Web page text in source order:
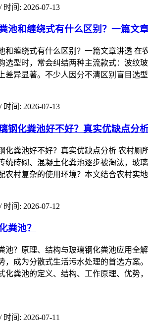
/ 时间: 2026-07-13
池和缠绕式有什么区别？一篇文
和缠绕式有什么区别？一篇文章讲透
选型时，常会纠结两种主流款式：波纹
差异显著。不少人因分不清区别盲目选
/ 时间: 2026-07-13
钢化粪池好不好？真实优缺点分
化粪池好不好？真实优缺点分析 农村
统砖砌、混凝土化粪池逐步被淘汰，玻
农村复杂的使用环境？本文结合农村实
/ 时间: 2026-07-12
粪池？
池？原理、结构与玻璃钢化粪池应用全
，成为分散式生活污水处理的首选方案
化粪池的定义、结构、工作原理、优势
/ 时间: 2026-07-11